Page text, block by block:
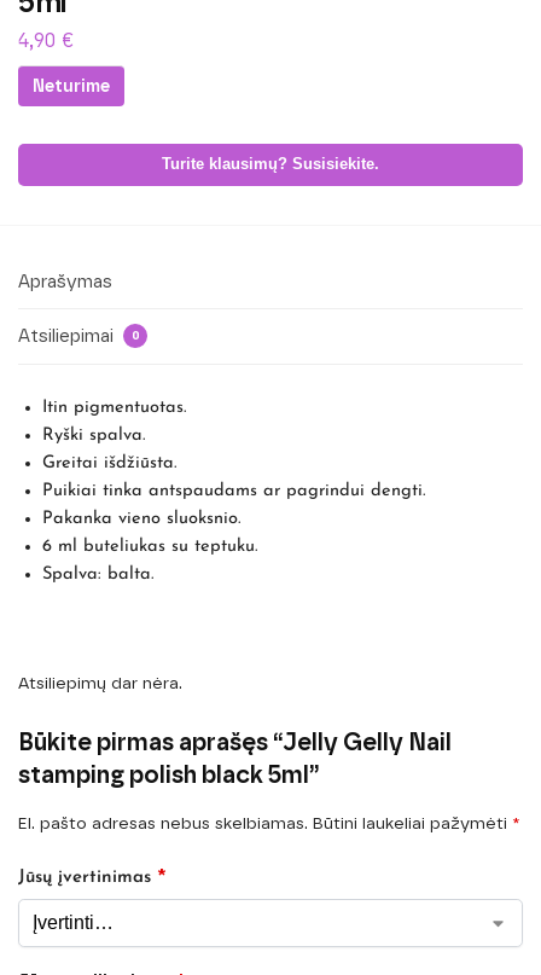
4,90 €
Neturime
Turite klausimų? Susisiekite.
Aprašymas
Atsiliepimai 0
Itin pigmentuotas.
Ryški spalva.
Greitai išdžiūsta.
Puikiai tinka antspaudams ar pagrindui dengti.
Pakanka vieno sluoksnio.
6 ml buteliukas su teptuku.
Spalva: balta.
Atsiliepimų dar nėra.
Būkite pirmas aprašęs “Jelly Gelly Nail
stamping polish black 5ml”
El. pašto adresas nebus skelbiamas. Būtini laukeliai pažymėti *
Jūsų įvertinimas *